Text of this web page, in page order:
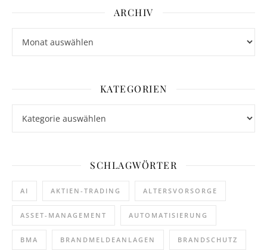
ARCHIV
KATEGORIEN
SCHLAGWÖRTER
AI AKTIEN-TRADING ALTERSVORSORGE
ASSET-MANAGEMENT AUTOMATISIERUNG
BMA BRANDMELDEANLAGEN BRANDSCHUTZ